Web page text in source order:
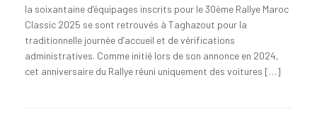
la soixantaine d’équipages inscrits pour le 30ème Rallye Maroc
Classic 2025 se sont retrouvés à Taghazout pour la
traditionnelle journée d’accueil et de vérifications
administratives. Comme initié lors de son annonce en 2024,
cet anniversaire du Rallye réuni uniquement des voitures […]